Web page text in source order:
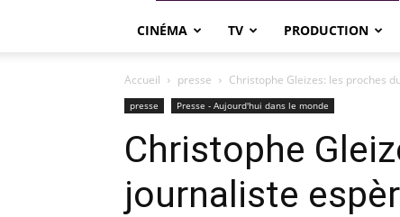
CINÉMA TV PRODUCTION
Accueil presse Christophe Gleizes: les proches
presse Presse - Aujourd'hui dans le monde
Christophe
journaliste